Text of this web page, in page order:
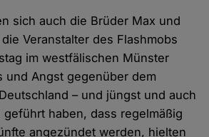
sich auch die Brüder Max und
Veranstalter des Flashmobs
im westfälischen Münster
und Angst gegenüber dem
– und jüngst und auch
geführt haben, dass regelmäßig
angezündet werden, hielten